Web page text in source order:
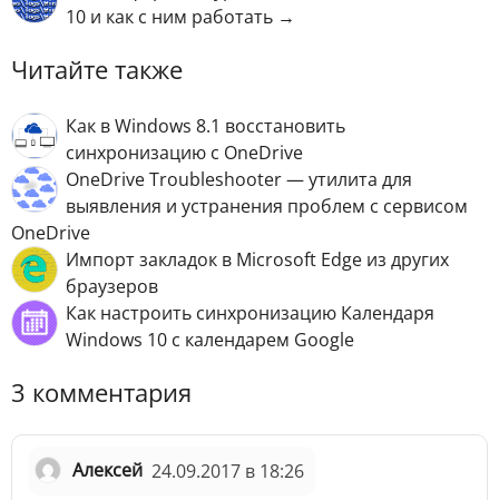
10 и как с ним работать →
Читайте также
Как в Windows 8.1 восстановить
синхронизацию с OneDrive
OneDrive Troubleshooter — утилита для
выявления и устранения проблем с сервисом
OneDrive
Импорт закладок в Microsoft Edge из других
браузеров
Как настроить синхронизацию Календаря
Windows 10 с календарем Google
3 комментария
Алексей 24.09.2017 в 18:26